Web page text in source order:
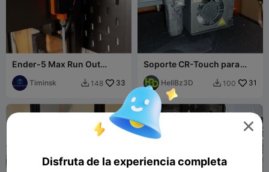
Ender-5 Max Run Out
Filament Sensor PTFE
Connector
Timinsk  148 33
Soporte CR-Touch para
Ender 5/5Plus
HellBz3D  100 31

Disfruta de la experiencia completa